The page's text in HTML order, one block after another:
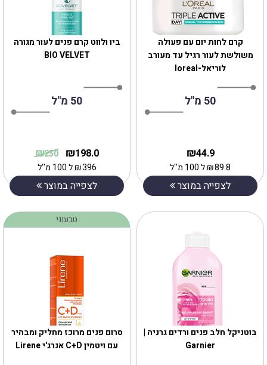
ביו ולווט קרם פנים לעור מגורה
BIO VELVET
50 מ"ל
198.0
₪
250
₪
396
₪ל 100 מ''ל
לצפייה במוצר
קרם לחות יום עם פעולה
משולשת לעור רגיל עד מעורב
לוריאל-loreal
50 מ"ל
44.9
₪
89.8
₪ל 100 מ''ל
לצפייה במוצר
‎סרום פנים מרוכז מחליק ומבהיר
עם ויטמין C+D אנרג'י Lirene
טבעוני
בוטניקל חלב פנים ורדים גרניה |
Garnier